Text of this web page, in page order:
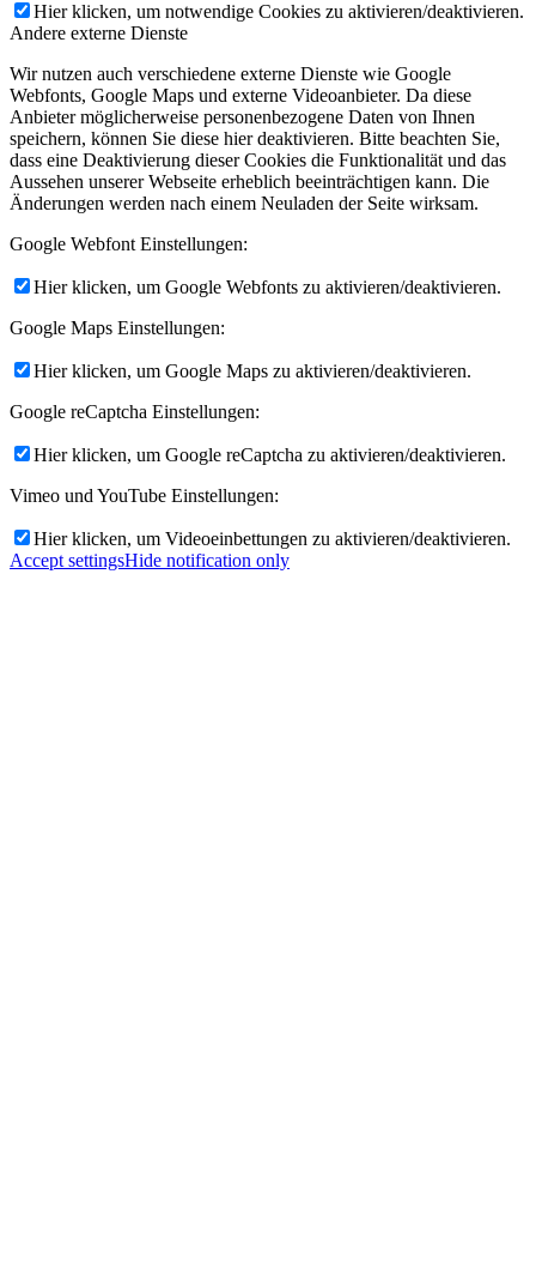
Hier klicken, um notwendige Cookies zu aktivieren/deaktivieren.
Andere externe Dienste
Wir nutzen auch verschiedene externe Dienste wie Google
Webfonts, Google Maps und externe Videoanbieter. Da diese
Anbieter möglicherweise personenbezogene Daten von Ihnen
speichern, können Sie diese hier deaktivieren. Bitte beachten Sie,
dass eine Deaktivierung dieser Cookies die Funktionalität und das
Aussehen unserer Webseite erheblich beeinträchtigen kann. Die
Änderungen werden nach einem Neuladen der Seite wirksam.
Google Webfont Einstellungen:
Hier klicken, um Google Webfonts zu aktivieren/deaktivieren.
Google Maps Einstellungen:
Hier klicken, um Google Maps zu aktivieren/deaktivieren.
Google reCaptcha Einstellungen:
Hier klicken, um Google reCaptcha zu aktivieren/deaktivieren.
Vimeo und YouTube Einstellungen:
Hier klicken, um Videoeinbettungen zu aktivieren/deaktivieren.
Accept settingsHide notification only